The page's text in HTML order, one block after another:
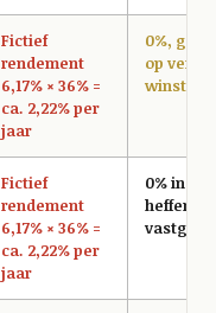
Fictief
rendement
6,17% × 36% =
ca. 2,22% per
jaar
0%,
op
winst
Fictief
rendement
6,17% × 36% =
ca. 2,22% per
jaar
0% in
heffen op
vastgoed